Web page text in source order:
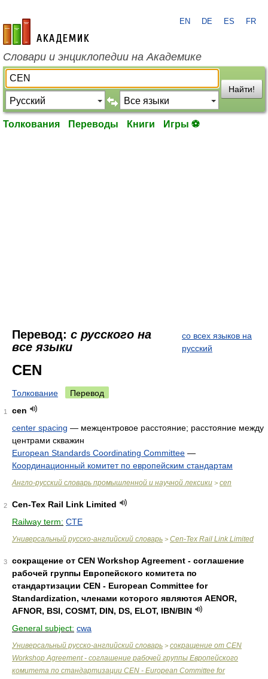
academic.ru
EN DE ES FR
Словари и энциклопедии на Академике
Найти!
Толкования Переводы Книги Игры ⚽
Перевод: с русского на
все языки
со всех языков на
русский
CEN
Толкование Перевод
1
cen
center spacing — межцентровое расстояние; расстояние между
центрами скважин
European Standards Coordinating Committee —
Координационный комитет по европейским стандартам
Англо-русский словарь промышленной и научной лексики > cen
2
Cen-Tex Rail Link Limited
Railway term: CTE
Универсальный русско-английский словарь > Cen-Tex Rail Link Limited
3
сокращение от CEN Workshop Agreement - соглашение
рабочей группы Европейского комитета по
стандартизации CEN - European Committee for
Standardization, членами которого являются AENOR,
AFNOR, BSI, COSMT, DIN, DS, ELOT, IBN/BIN
General subject: cwa
Универсальный русско-английский словарь > сокращение от CEN
Workshop Agreement - соглашение рабочей группы Европейского
комитета по стандартизации CEN - European Committee for